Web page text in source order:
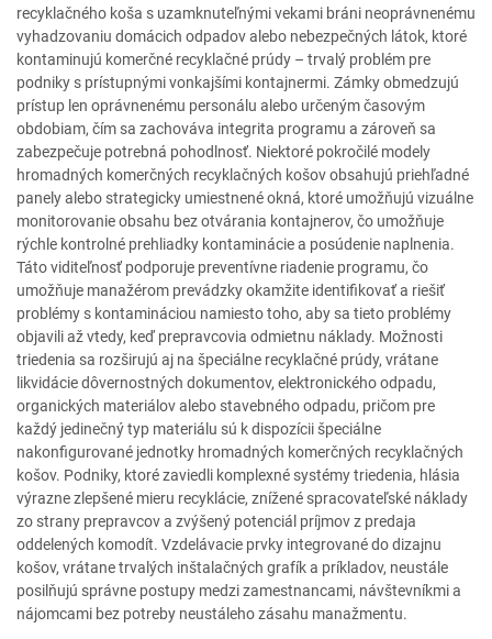
recyklačného koša s uzamknuteľnými vekami bráni neoprávnenému
vyhadzovaniu domácich odpadov alebo nebezpečných látok, ktoré
kontaminujú komerčné recyklačné prúdy – trvalý problém pre
podniky s prístupnými vonkajšími kontajnermi. Zámky obmedzujú
prístup len oprávnenému personálu alebo určeným časovým
obdobiam, čím sa zachováva integrita programu a zároveň sa
zabezpečuje potrebná pohodlnosť. Niektoré pokročilé modely
hromadných komerčných recyklačných košov obsahujú priehľadné
panely alebo strategicky umiestnené okná, ktoré umožňujú vizuálne
monitorovanie obsahu bez otvárania kontajnerov, čo umožňuje
rýchle kontrolné prehliadky kontaminácie a posúdenie naplnenia.
Táto viditeľnosť podporuje preventívne riadenie programu, čo
umožňuje manažérom prevádzky okamžite identifikovať a riešiť
problémy s kontamináciou namiesto toho, aby sa tieto problémy
objavili až vtedy, keď prepravcovia odmietnu náklady. Možnosti
triedenia sa rozširujú aj na špeciálne recyklačné prúdy, vrátane
likvidácie dôvernostných dokumentov, elektronického odpadu,
organických materiálov alebo stavebného odpadu, pričom pre
každý jedinečný typ materiálu sú k dispozícii špeciálne
nakonfigurované jednotky hromadných komerčných recyklačných
košov. Podniky, ktoré zaviedli komplexné systémy triedenia, hlásia
výrazne zlepšené mieru recyklácie, znížené spracovateľské náklady
zo strany prepravcov a zvýšený potenciál príjmov z predaja
oddelených komodít. Vzdelávacie prvky integrované do dizajnu
košov, vrátane trvalých inštalačných grafík a príkladov, neustále
posilňujú správne postupy medzi zamestnancami, návštevníkmi a
nájomcami bez potreby neustáleho zásahu manažmentu.